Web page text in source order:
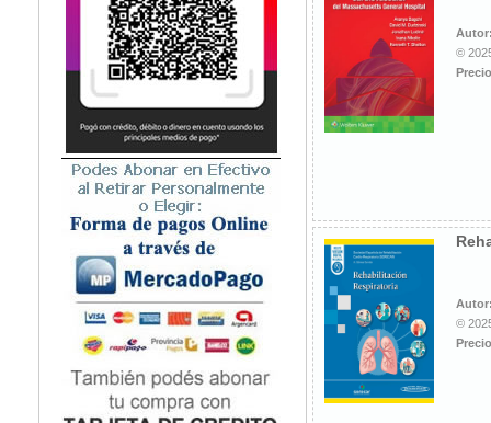
Medicina del Deporte / Rehabilitación
Medicina Emergencias / Urgencias
Medicina Forense / Legal
Medicina General
Medicina Interna
Microbiología
Nefrología
Neonatología / Pediatría
Neumología
Neuroanatomía / Neurociencia
Neurocirugía
Neurología
Nutrición
Odontología
Oftalmología
Oncología / Cuidados Paliativos
©
©